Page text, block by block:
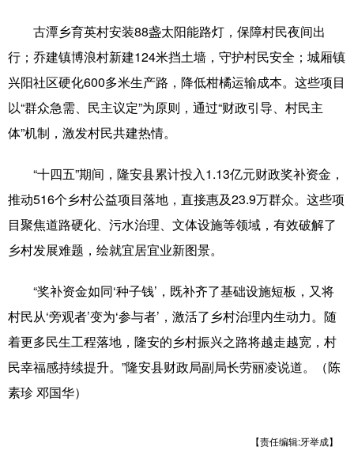
地方频道
北京 天津 河北 山西
辽宁 吉林
浙江 安徽 福建 江西
山东 河南 湖北 湖南
广东 广西
陕西 甘肃 青海 宁夏
新疆 内蒙古 黑龙江
多语种频道
عربى
古潭乡育英村安装88盏太阳能路灯，保障村民夜间出
行；乔建镇博浪村新建124米挡土墙，守护村民安全；城厢镇
兴阳社区硬化600多米生产路，降低柑橘运输成本。这些项目
以“群众急需、民主议定”为原则，通过“财政引导、村民主
体”机制，激发村民共建热情。
“十四五”期间，隆安县累计投入1.13亿元财政奖补资金，
推动516个乡村公益项目落地，直接惠及23.9万群众。这些项
目聚焦道路硬化、污水治理、文体设施等领域，有效破解了
乡村发展难题，绘就宜居宜业新图景。
“奖补资金如同‘种子钱’，既补齐了基础设施短板，又将
村民从‘旁观者’变为‘参与者’，激活了乡村治理内生动力。随
着更多民生工程落地，隆安的乡村振兴之路将越走越宽，村
民幸福感持续提升。”隆安县财政局副局长劳丽凌说道。（陈
素珍 邓国华）
【责任编辑:牙举成】